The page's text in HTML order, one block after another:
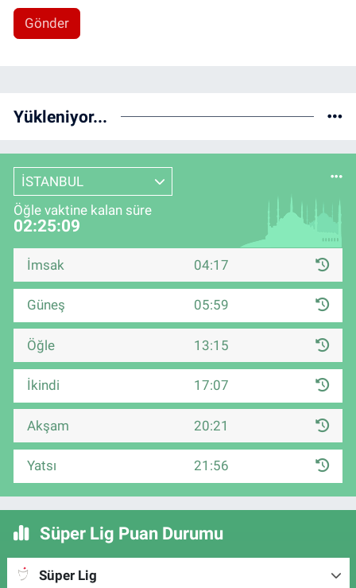
Gönder
Yükleniyor...
İSTANBUL
Öğle vaktine kalan süre
02:25:08
İmsak 04:17
Güneş 05:59
Öğle 13:15
İkindi 17:07
Akşam 20:21
Yatsı 21:56
Süper Lig Puan Durumu
Süper Lig